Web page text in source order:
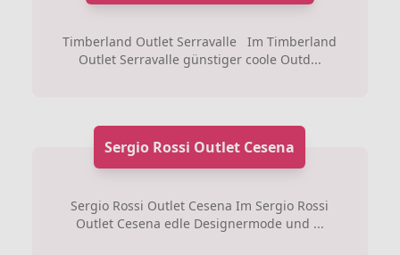
Timberland Outlet Serravalle Im Timberland
Outlet Serravalle günstiger coole Outd...
Sergio Rossi Outlet Cesena
Sergio Rossi Outlet Cesena Im Sergio Rossi
Outlet Cesena edle Designermode und ...